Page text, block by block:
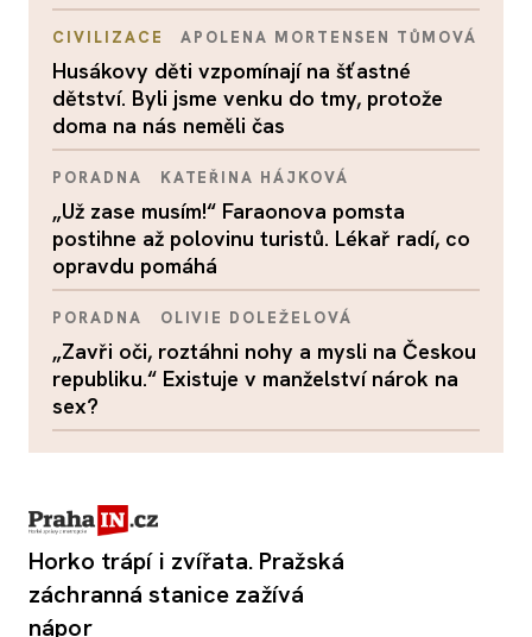
CIVILIZACE APOLENA MORTENSEN TŮMOVÁ
Husákovy děti vzpomínají na šťastné
dětství. Byli jsme venku do tmy, protože
doma na nás neměli čas
PORADNA KATEŘINA HÁJKOVÁ
„Už zase musím!“ Faraonova pomsta
postihne až polovinu turistů. Lékař radí, co
opravdu pomáhá
PORADNA OLIVIE DOLEŽELOVÁ
„Zavři oči, roztáhni nohy a mysli na Českou
republiku.“ Existuje v manželství nárok na
sex?
Horko trápí i zvířata. Pražská
záchranná stanice zažívá
nápor